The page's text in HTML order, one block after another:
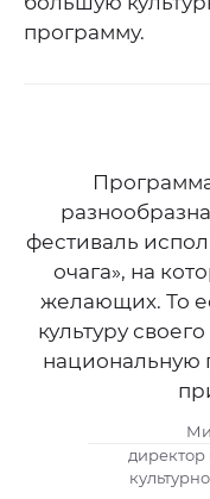
программу.
фестиваль
очага», на
желающих. То
культуру
национальную
директор